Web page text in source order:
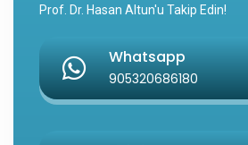
Prof. Dr. Hasan Altun'u Takip Edin!
Whatsapp
905320686180